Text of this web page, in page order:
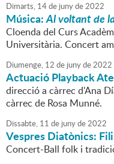
Dimarts, 14de junyde2022
Música:Al voltant de
Cloenda del Curs
Universitària. Concert
Diumenge, 12 de junyde2022
Actuació Playback
direcció a càrrec d'Ana
càrrec de Rosa Munné.
Dissabte, 11 de junyde2022
Vespres Diatònics:
Concert-Ball folk i